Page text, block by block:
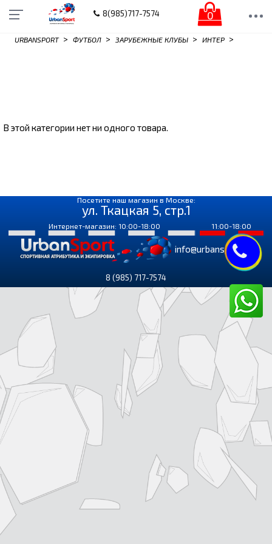
8(985)717-7574 0
URBANSPORT > ФУТБОЛ > ЗАРУБЕЖНЫЕ КЛУБЫ > ИНТЕР >
В этой категории нет ни одного товара.
Посетите наш магазин в Москве:
ул. Ткацкая 5, стр.1
Интернет-магазин: 10:00-18:00 11:00-18:00
info@urbansport.ru
8 (985) 717-7574